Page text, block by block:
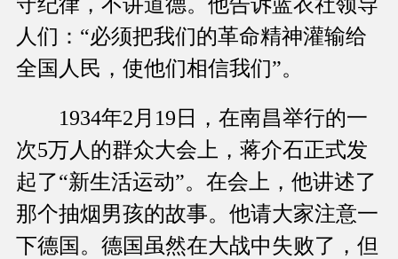
人们：“必须把我们的革命精神灌输给
全国人民，使他们相信我们”。
1934年2月19日，在南昌举行的一
次5万人的群众大会上，蒋介石正式发
起了“新生活运动”。在会上，他讲述了
那个抽烟男孩的故事。他请大家注意一
下德国。德国虽然在大战中失败了，但